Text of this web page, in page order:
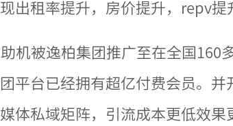
出租率提升，房价提升，repv提
机被逸柏集团推广至在全国160
平台已经拥有超亿付费会员。
体私域矩阵，引流成本更低效果